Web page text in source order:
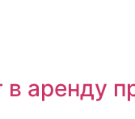
аренду